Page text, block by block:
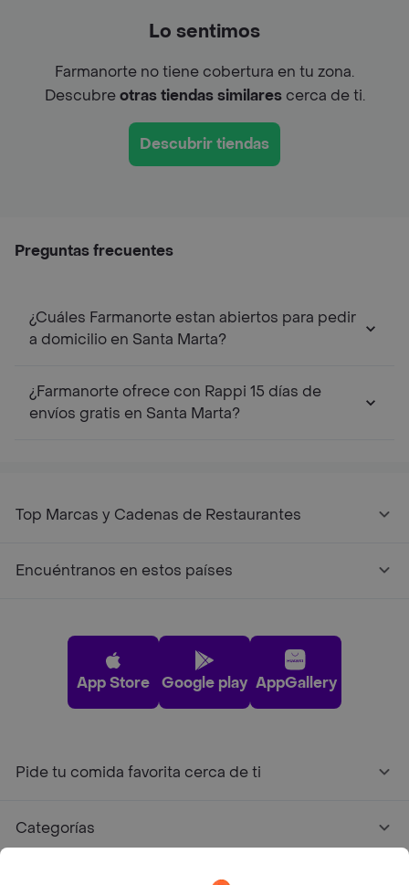
Lo sentimos
Farmanorte no tiene cobertura en tu zona.
Descubreotras tiendas similarescerca de ti.
Descubrir tiendas
Preguntas frecuentes
¿Cuáles Farmanorte estan abiertos para pedir
a domicilio en Santa Marta?
¿Farmanorte ofrece con Rappi 15 días de
envíos gratis en Santa Marta?
Top Marcas y Cadenas de Restaurantes
Encuéntranos en estos países
App Store Google play AppGallery
Pide tu comida favorita cerca de ti
Categorías